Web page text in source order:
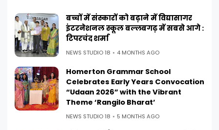
बच्चों में संस्कारों को बढ़ाने में विद्यासागर
इंटरनेशनल स्कूल बल्लबगढ़ में सबसे आगे :
टिपरचंद शर्मा
NEWS STUDIO 18 4 MONTHS AGO
Homerton Grammar School
Celebrates Early Years Convocation
“Udaan 2026” with the Vibrant
Theme ‘Rangilo Bharat’
NEWS STUDIO 18 5 MONTHS AGO